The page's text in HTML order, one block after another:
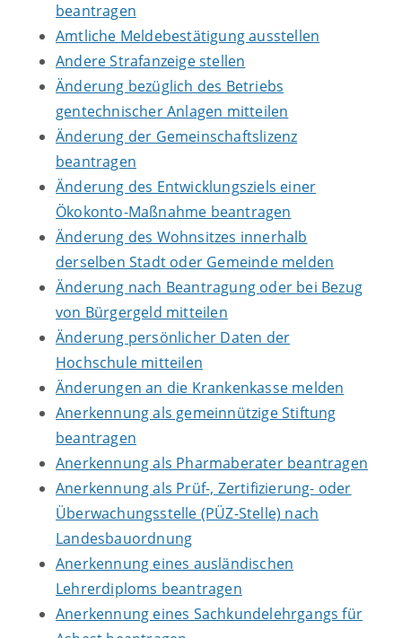
beantragen
Amtliche Meldebestätigung ausstellen
Andere Strafanzeige stellen
Änderung bezüglich des Betriebs
gentechnischer Anlagen mitteilen
Änderung der Gemeinschaftslizenz
beantragen
Änderung des Entwicklungsziels einer
Ökokonto-Maßnahme beantragen
Änderung des Wohnsitzes innerhalb
derselben Stadt oder Gemeinde melden
Änderung nach Beantragung oder bei Bezug
von Bürgergeld mitteilen
Änderung persönlicher Daten der
Hochschule mitteilen
Änderungen an die Krankenkasse melden
Anerkennung als gemeinnützige Stiftung
beantragen
Anerkennung als Pharmaberater beantragen
Anerkennung als Prüf-, Zertifizierung- oder
Überwachungsstelle (PÜZ-Stelle) nach
Landesbauordnung
Anerkennung eines ausländischen
Lehrerdiploms beantragen
Anerkennung eines Sachkundelehrgangs für